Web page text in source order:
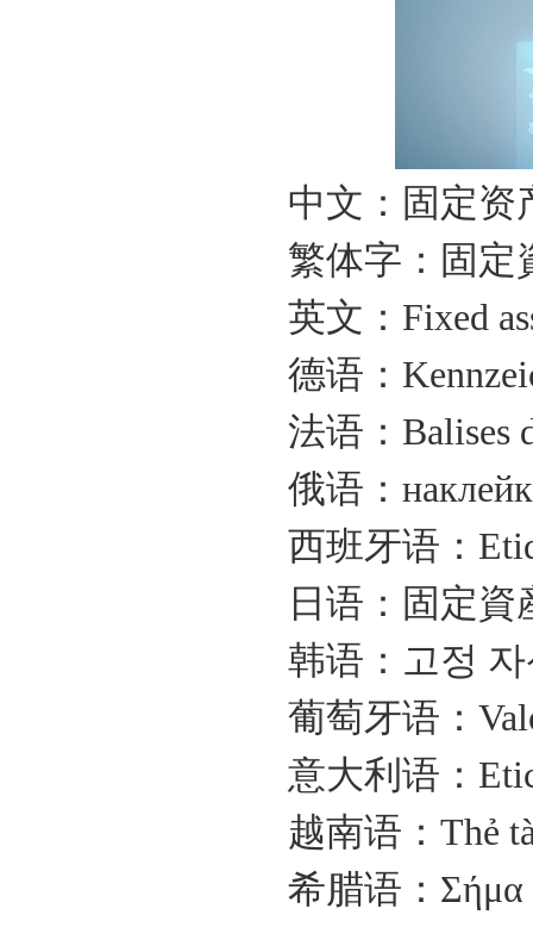
中文：固定资
繁体字：固定
英文： Fixed
德语：
法语： Balises
俄语：
西班牙语：
日语：固定資
韩语：고정
葡萄牙语：
意大利语：
越南语： Thẻ
希腊语： Σήμα